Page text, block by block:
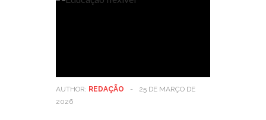
AUTHOR: REDAÇÃO -
25 DE MARÇO DE
2026